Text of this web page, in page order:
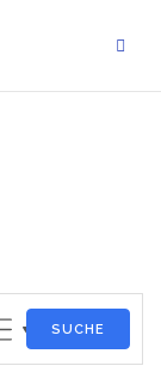
SUCHE